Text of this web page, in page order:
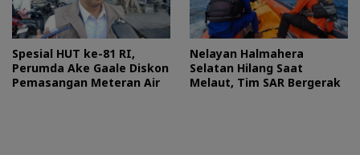
Spesial HUT ke-81 RI,
Perumda Ake Gaale Diskon
Pemasangan Meteran Air
Nelayan Halmahera
Selatan Hilang Saat
Melaut, Tim SAR Bergerak